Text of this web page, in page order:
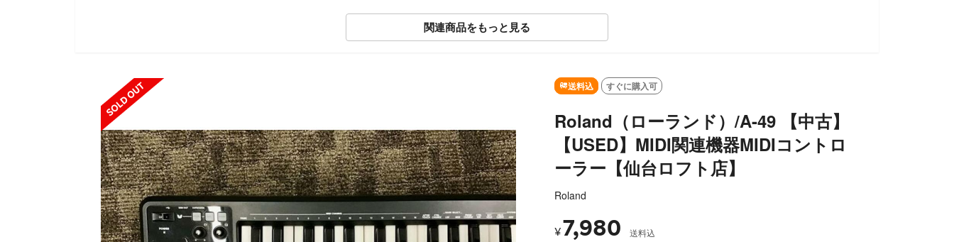
関連商品をもっと見る
SOLD OUT
送料込 すぐに購入可
Roland（ローランド）/A-49 【中古】
【USED】MIDI関連機器MIDIコントロ
ーラー【仙台ロフト店】
Roland
¥7,980 送料込